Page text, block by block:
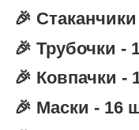
🎉 Стаканчики
🎉 Трубочки -
🎉 Ковпачки -
🎉 Маски - 16